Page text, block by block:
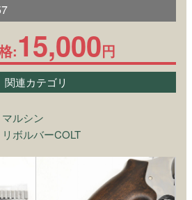
:15,000円
関連カテゴリ
マルシン
リボルバーCOLT